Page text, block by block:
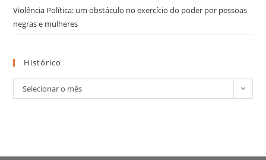
Violência Política: um obstáculo no exercício do poder por pessoas
negras e mulheres
Histórico
Selecionar o mês